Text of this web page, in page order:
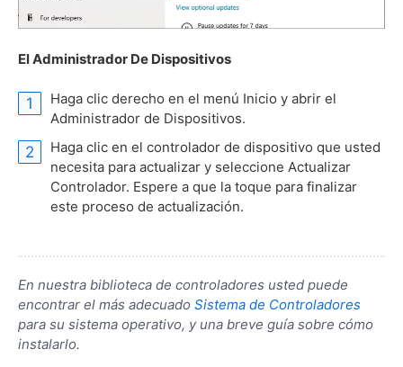
El Administrador De Dispositivos
Haga clic derecho en el menú Inicio y abrir el
Administrador de Dispositivos.
Haga clic en el controlador de dispositivo que usted
necesita para actualizar y seleccione Actualizar
Controlador. Espere a que la toque para finalizar
este proceso de actualización.
En nuestra biblioteca de controladores usted puede
encontrar el más adecuado Sistema de Controladores
para su sistema operativo, y una breve guía sobre cómo
instalarlo.